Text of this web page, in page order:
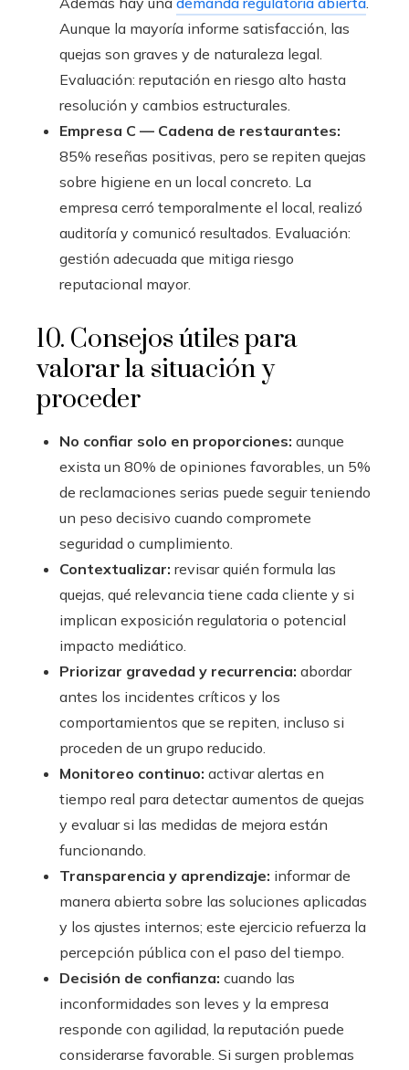
Aunque la mayoría informe satisfacción, las
quejas son graves y de naturaleza legal.
Evaluación: reputación en riesgo alto hasta
resolución y cambios estructurales.
Empresa C — Cadena de restaurantes:
85% reseñas positivas, pero se repiten quejas
sobre higiene en un local concreto. La
empresa cerró temporalmente el local, realizó
auditoría y comunicó resultados. Evaluación:
gestión adecuada que mitiga riesgo
reputacional mayor.
10. Consejos útiles para
valorar la situación y
proceder
No confiar solo en proporciones: aunque
exista un 80% de opiniones favorables, un 5%
de reclamaciones serias puede seguir teniendo
un peso decisivo cuando compromete
seguridad o cumplimiento.
Contextualizar: revisar quién formula las
quejas, qué relevancia tiene cada cliente y si
implican exposición regulatoria o potencial
impacto mediático.
Priorizar gravedad y recurrencia: abordar
antes los incidentes críticos y los
comportamientos que se repiten, incluso si
proceden de un grupo reducido.
Monitoreo continuo: activar alertas en
tiempo real para detectar aumentos de quejas
y evaluar si las medidas de mejora están
funcionando.
Transparencia y aprendizaje: informar de
manera abierta sobre las soluciones aplicadas
y los ajustes internos; este ejercicio refuerza la
percepción pública con el paso del tiempo.
Decisión de confianza: cuando las
inconformidades son leves y la empresa
responde con agilidad, la reputación puede
considerarse favorable. Si surgen problemas